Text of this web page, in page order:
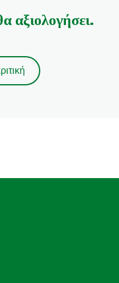
αξιολογήσει.